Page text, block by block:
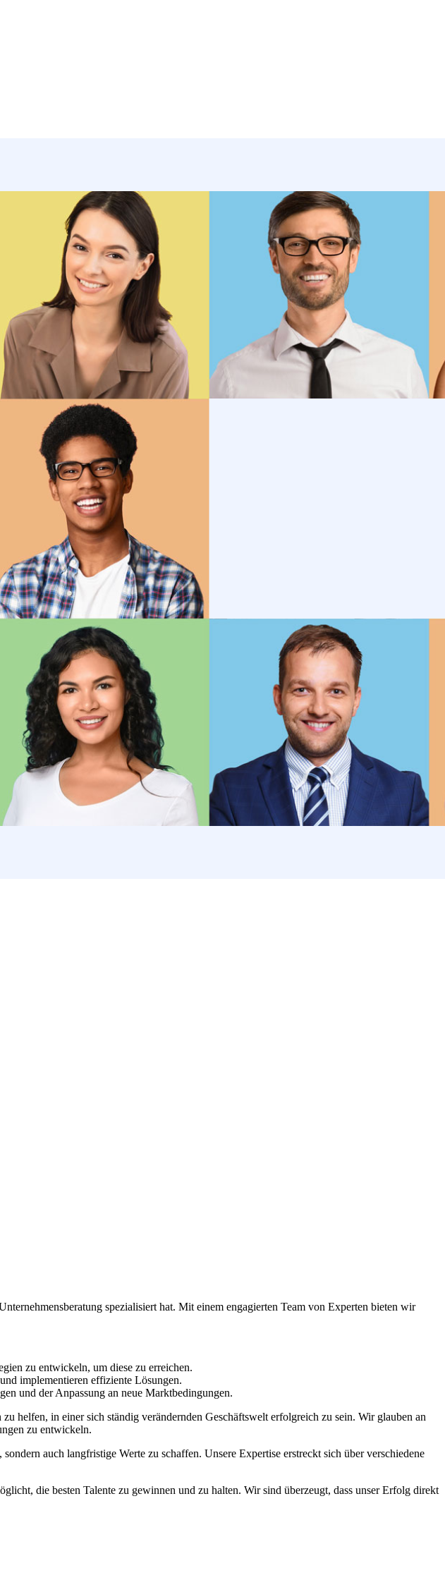
spezialisiert hat. Mit einem engagierten Team von Experten bieten wir
zu entwickeln, um diese zu erreichen.
implementieren effiziente Lösungen.
und der Anpassung an neue Marktbedingungen.
helfen, in einer sich ständig verändernden Geschäftswelt erfolgreich zu sein. Wir glauben an
zu entwickeln.
auch langfristige Werte zu schaffen. Unsere Expertise erstreckt sich über verschiedene
die besten Talente zu gewinnen und zu halten. Wir sind überzeugt, dass unser Erfolg direkt